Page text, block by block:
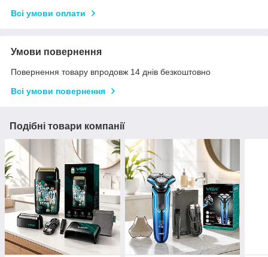
Всі умови оплати
Умови повернення
Повернення товару впродовж 14 днів безкоштовно
Всі умови повернення
Подібні товари компанії